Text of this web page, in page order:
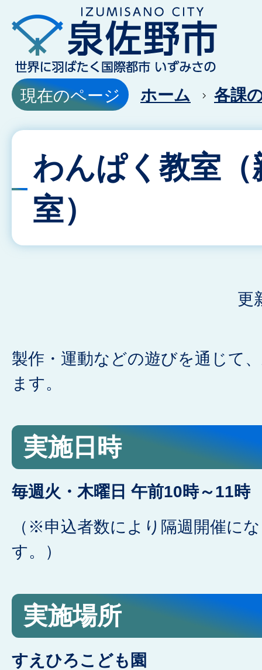
現在のページ ホーム 各課
わんぱく教室（
室）
更
製作・運動などの遊びを通じて
ます。
実施日時
毎週火・木曜日 午前10時～11時
（※申込者数により隔週開催に
す。）
実施場所
すえひろこども園